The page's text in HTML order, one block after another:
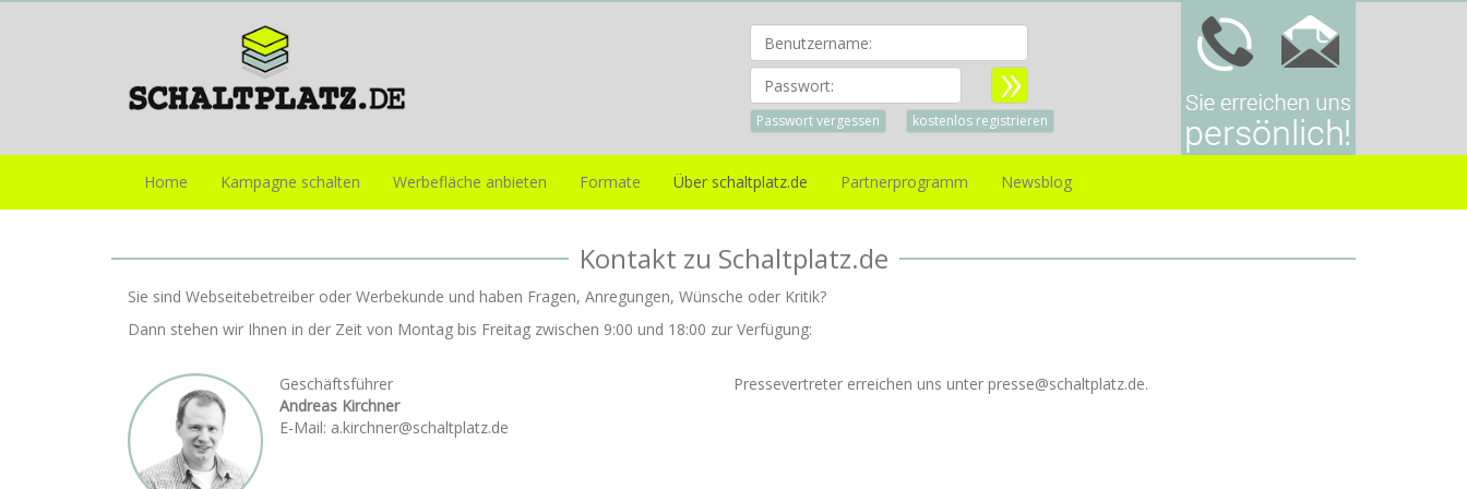
Passwort:
Passwort vergessen kostenlos registrieren
Home Kampagne schalten Werbefläche anbieten Formate Über schaltplatz.de Partnerprogramm Newsblog
Kontakt zu Schaltplatz.de
Sie sind Webseitebetreiber oder Werbekunde und haben Fragen, Anregungen, Wünsche oder Kritik?
Dann stehen wir Ihnen in der Zeit von Montag bis Freitag zwischen 9:00 und 18:00 zur Verfügung:
Geschäftsführer
Andreas Kirchner
E-Mail: a.kirchner@schaltplatz.de
Pressevertreter erreichen uns unter presse@schaltplatz.de.